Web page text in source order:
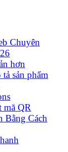
Chuyên
hơn
sản phẩm
mã QR
Cách